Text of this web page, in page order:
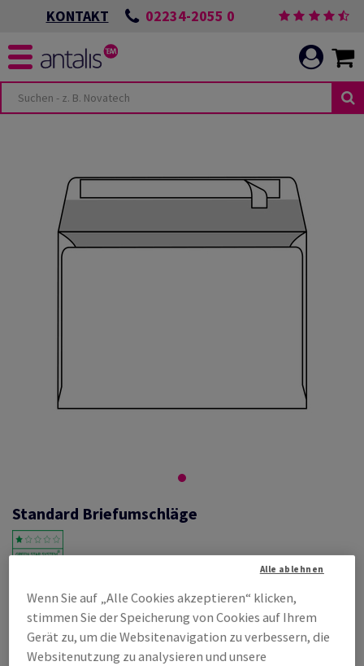
KONTAKT 02234-2055 0
Standard Briefumschläge
Umschlag C6 162 x 114 mm ohne Fenster, matt, weiss,
Haftklebestreifen, 80g/m2, holzfrei, Schachtel zu 1000 Stück, Palette
zu 10000 Stück, Innendruck Ton grau
Produktinformation
Produkt weiterempfehlen
Wenn Sie auf „Alle Cookies akzeptieren“ klicken,
stimmen Sie der Speicherung von Cookies auf Ihrem
Gerät zu, um die Websitenavigation zu verbessern, die
Websitenutzung zu analysieren und unsere
Alle ablehnen